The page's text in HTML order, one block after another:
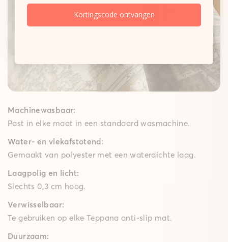
Een zachte schuimkern dempt elke stap merkbaar,
speelkamers, woon- en slaapkamers en lange keuken
lopers. Met een comfortabele polstering van 10 mm
brengt ze gezellig comfort in huis.
Machinewasbaar:
Past in elke maat in een standaard wasmachine.
Water- en vlekafstotend:
Gemaakt van polyester met een waterdichte laag.
Laagpolig en licht:
Slechts 0,3 cm hoog.
Verwisselbaar:
Te gebruiken op elke Teppana anti-slip mat.
Duurzaam:
Kortingscode ontvangen